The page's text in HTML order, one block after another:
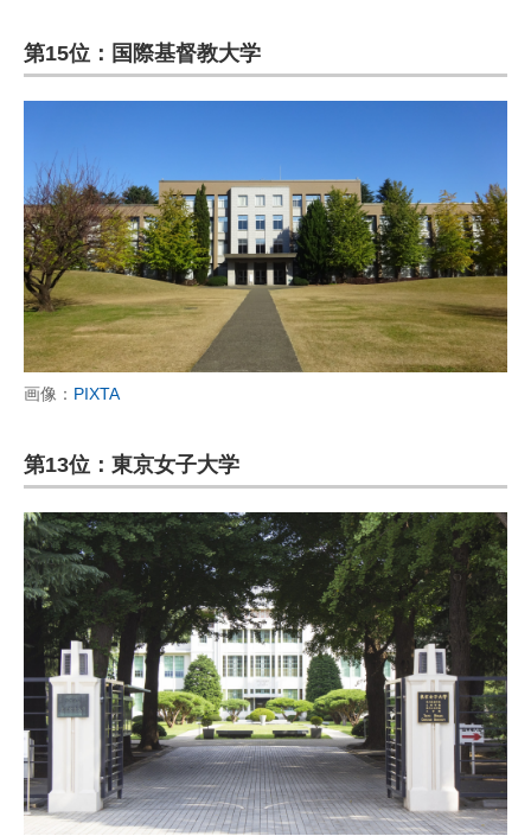
第15位：国際基督教大学
画像： PIXTA
第13位：東京女子大学